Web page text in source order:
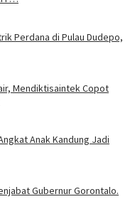
Perdana di Pulau Dudepo,
Mendiktisaintek Copot
Anak Kandung Jadi
Gubernur Gorontalo.